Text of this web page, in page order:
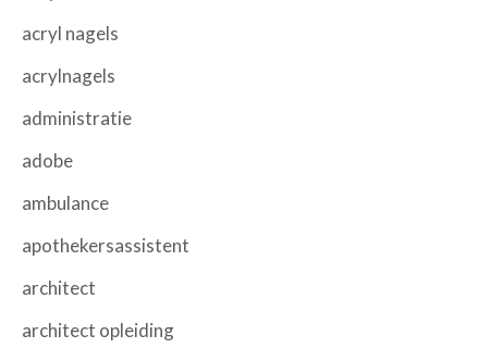
acryl nagels
acrylnagels
administratie
adobe
ambulance
apothekersassistent
architect
architect opleiding